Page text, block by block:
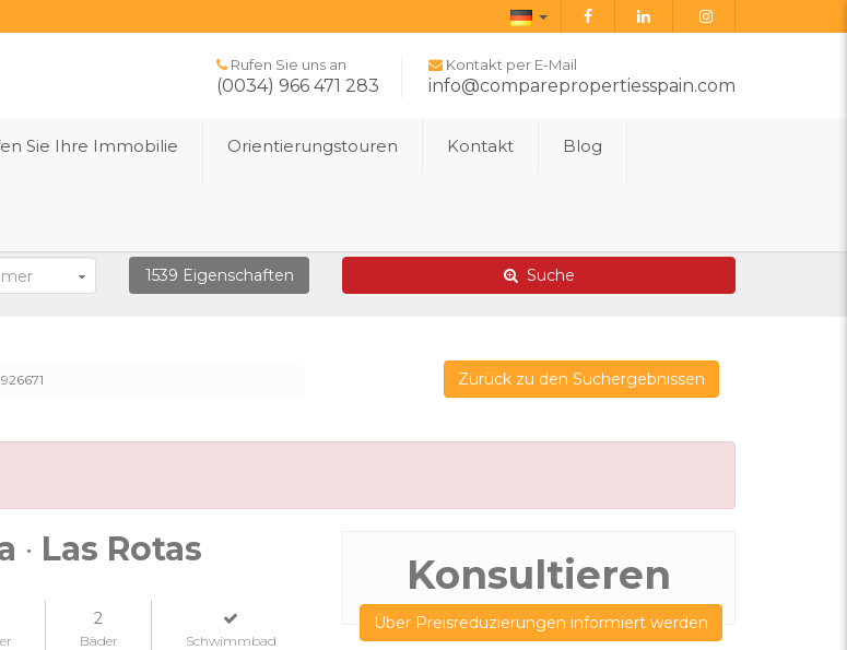
Deutsch
Rufen Sie uns an
(0034) 966 471 283
Kontakt per E-Mail
info@comparepropertiesspain.com
Sie Ihre Immobilie Orientierungstouren Kontakt Blog
1539 Eigenschaften Suche
Zurück zu den Suchergebnissen
· Las Rotas
2
Bäder Schwimmbad
Konsultieren
Über Preisreduzierungen informiert werden